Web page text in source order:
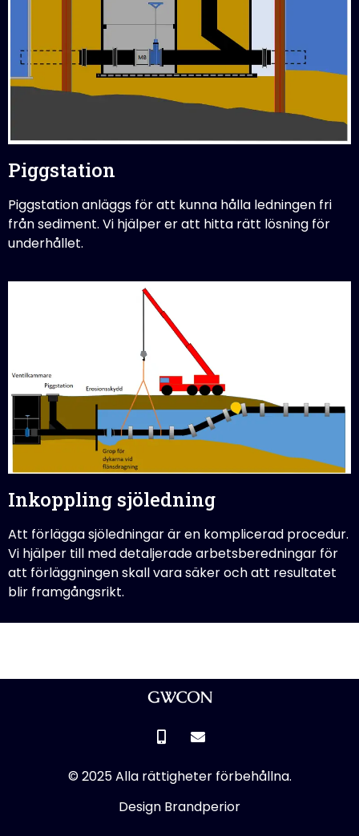
Piggstation
Piggstation anläggs för att kunna hålla ledningen fri
från sediment. Vi hjälper er att hitta rätt lösning för
underhållet.
Inkoppling sjöledning
Att förlägga sjöledningar är en komplicerad procedur.
Vi hjälper till med detaljerade arbetsberedningar för
att förläggningen skall vara säker och att resultatet
blir framgångsrikt.
© 2025 Alla rättigheter förbehållna.
Design Brandperior